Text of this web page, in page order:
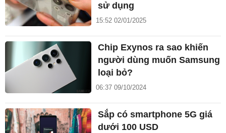
sử dụng
15:52 02/01/2025
Chip Exynos ra sao khiến
người dùng muốn Samsung
loại bỏ?
06:37 09/10/2024
Sắp có smartphone 5G giá
dưới 100 USD